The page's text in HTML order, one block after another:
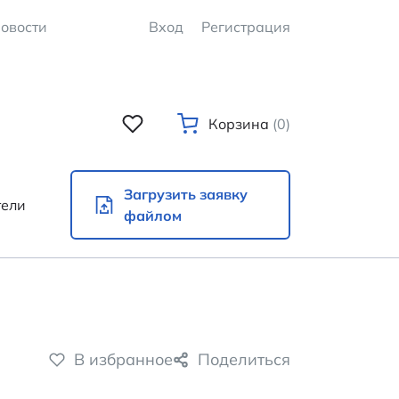
Вход Регистрация
Корзина (0)
Загрузить заявку
файлом
В избранное Поделиться